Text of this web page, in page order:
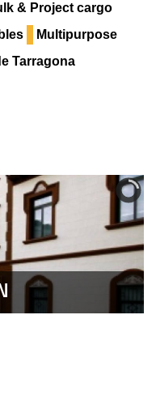
& Project cargo
Multipurpose
Tarragona